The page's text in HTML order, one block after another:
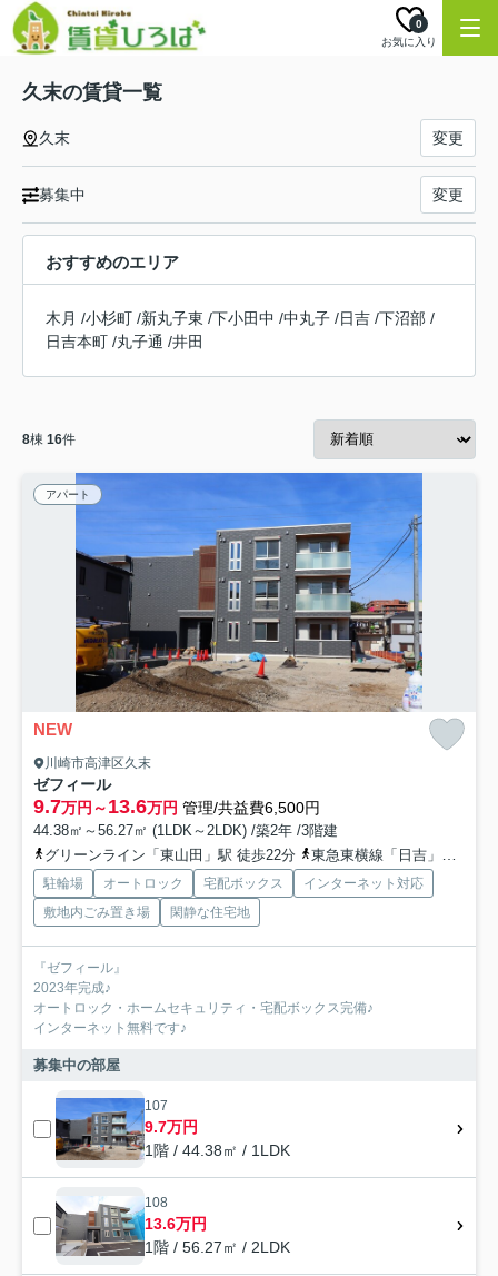
お気に入り
0
久末の賃貸一覧
久末 変更
募集中 変更
おすすめのエリア
木月 /小杉町 /新丸子東 /下小田中 /中丸子 /日吉 /下沼部 /
日吉本町 /丸子通 /井田
8棟 16件
アパート
NEW
川崎市高津区久末
ゼフィール
9.7万円～13.6万円 管理/共益費6,500円
44.38㎡～56.27㎡ (1LDK～2LDK) /築2年 /3階建
グリーンライン「東山田」駅 徒歩22分
東急東横線「日吉」駅 バス17分 「久末団地」 停歩6分
駐輪場 オートロック 宅配ボックス
インターネット対応
敷地内ごみ置き場
閑静な住宅地
『ゼフィール』
2023年完成♪
オートロック・ホームセキュリティ・宅配ボックス完備♪
インターネット無料です♪
募集中の部屋
107
9.7万円
1階 / 44.38㎡ / 1LDK
108
13.6万円
1階 / 56.27㎡ / 2LDK